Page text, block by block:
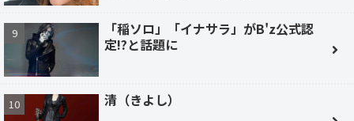
「稲ソロ」「イナサラ」がB'z公式認
定!?と話題に
清（きよし）